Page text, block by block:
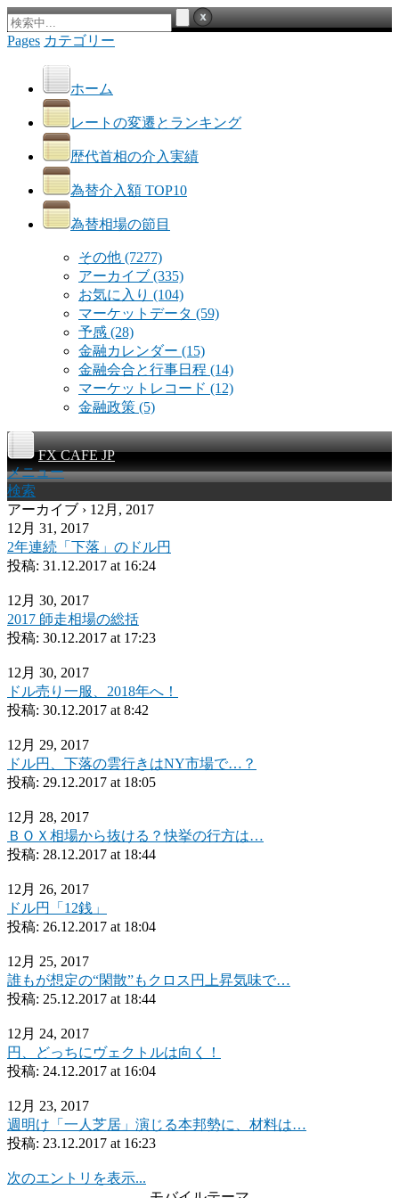
Pages カテゴリー
ホーム
レートの変遷とランキング
歴代首相の介入実績
為替介入額 TOP10
為替相場の節目
その他 (7277)
アーカイブ (335)
お気に入り (104)
マーケットデータ (59)
予感 (28)
金融カレンダー (15)
金融会合と行事日程 (14)
マーケットレコード (12)
金融政策 (5)
FX CAFE JP
メニュー
検索
アーカイブ › 12月, 2017
12月 31, 2017
2年連続「下落」のドル円
投稿: 31.12.2017 at 16:24
12月 30, 2017
2017 師走相場の総括
投稿: 30.12.2017 at 17:23
12月 30, 2017
ドル売り一服、2018年へ！
投稿: 30.12.2017 at 8:42
12月 29, 2017
ドル円、下落の雲行きはNY市場で…？
投稿: 29.12.2017 at 18:05
12月 28, 2017
ＢＯＸ相場から抜ける？快挙の行方は…
投稿: 28.12.2017 at 18:44
12月 26, 2017
ドル円「12銭」
投稿: 26.12.2017 at 18:04
12月 25, 2017
誰もが想定の“閑散”もクロス円上昇気味で…
投稿: 25.12.2017 at 18:44
12月 24, 2017
円、どっちにヴェクトルは向く！
投稿: 24.12.2017 at 16:04
12月 23, 2017
週明け「一人芝居」演じる本邦勢に、材料は…
投稿: 23.12.2017 at 16:23
次のエントリを表示...